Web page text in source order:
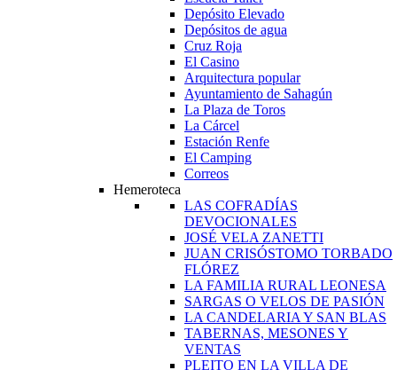
Depósito Elevado
Depósitos de agua
Cruz Roja
El Casino
Arquitectura popular
Ayuntamiento de Sahagún
La Plaza de Toros
La Cárcel
Estación Renfe
El Camping
Correos
Hemeroteca
LAS COFRADÍAS
DEVOCIONALES
JOSÉ VELA ZANETTI
JUAN CRISÓSTOMO TORBADO
FLÓREZ
LA FAMILIA RURAL LEONESA
SARGAS O VELOS DE PASIÓN
LA CANDELARIA Y SAN BLAS
TABERNAS, MESONES Y
VENTAS
PLEITO EN LA VILLA DE